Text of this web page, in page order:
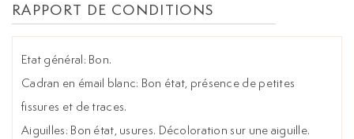
RAPPORT DE CONDITIONS
Etat général: Bon.
Cadran en émail blanc: Bon état, présence de petites
fissures et de traces.
Aiguilles: Bon état, usures. Décoloration sur une aiguille.